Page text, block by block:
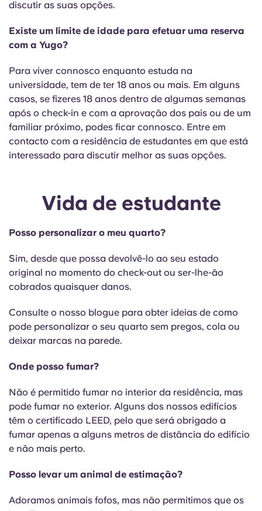
discutir as suas opções.
Existe um limite de idade para efetuar uma reserva
com a Yugo?
Para viver connosco enquanto estuda na
universidade, tem de ter 18 anos ou mais. Em alguns
casos, se fizeres 18 anos dentro de algumas semanas
após o check-in e com a aprovação dos pais ou de um
familiar próximo, podes ficar connosco. Entre em
contacto com a residência de estudantes em que está
interessado para discutir melhor as suas opções.
Vida de estudante
Posso personalizar o meu quarto?
Sim, desde que possa devolvê-lo ao seu estado
original no momento do check-out ou ser-lhe-ão
cobrados quaisquer danos.
Consulte o nosso blogue para obter ideias de como
pode personalizar o seu quarto sem pregos, cola ou
deixar marcas na parede.
Onde posso fumar?
Não é permitido fumar no interior da residência, mas
pode fumar no exterior. Alguns dos nossos edifícios
têm o certificado LEED, pelo que será obrigado a
fumar apenas a alguns metros de distância do edifício
e não mais perto.
Posso levar um animal de estimação?
Adoramos animais fofos, mas não permitimos que os